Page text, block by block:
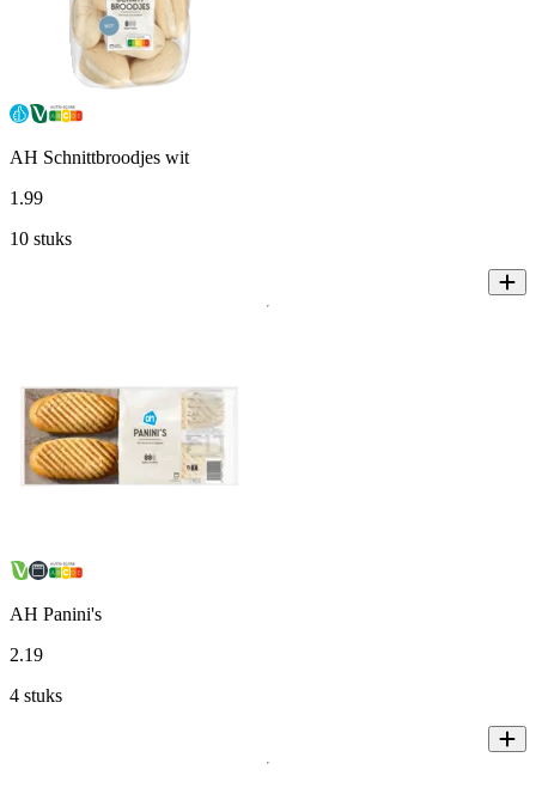
AH Schnittbroodjes wit
1 .99
10 stuks
AH Panini's
2.19
4 stuks